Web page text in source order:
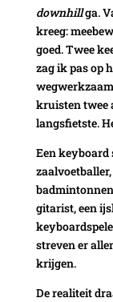
downhillga.
kreeg:
goed. Twee
zag ik pas op
kruisten twee
langsfietste.
Een keyboard
gitarist, een
streven er
krijgen.
De realiteit